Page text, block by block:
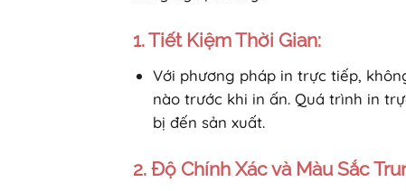
1. Tiết Kiệm Thời Gian:
Với phương pháp in trực tiếp,
nào trước khi in ấn. Quá trình in
bị đến sản xuất.
2. Độ Chính Xác và Màu Sắc